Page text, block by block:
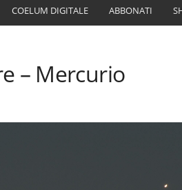
COELUM DIGITALE ABBONATI
– Mercurio